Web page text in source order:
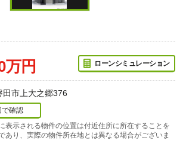
万円 ローンシミュレーション
田市上大之郷376
で確認
表示される物件の位置は付近住所に所在することを
あり、実際の物件所在地とは異なる場合がございま